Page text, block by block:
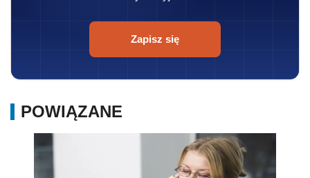
Zapisz się
POWIĄZANE